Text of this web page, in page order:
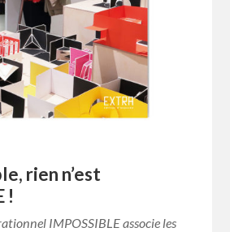
rien n’est
!
IMPOSSIBLE associe les